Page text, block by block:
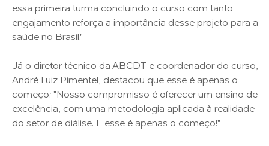
essa primeira turma concluindo o curso com tanto
engajamento reforça a importância desse projeto para a
saúde no Brasil."
Já o diretor técnico da ABCDT e coordenador do curso,
André Luiz Pimentel, destacou que esse é apenas o
começo: "Nosso compromisso é oferecer um ensino de
excelência, com uma metodologia aplicada à realidade
do setor de diálise. E esse é apenas o começo!"